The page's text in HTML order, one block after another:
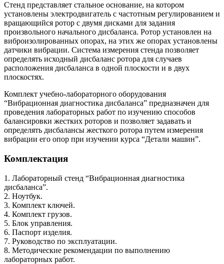
Стенд представляет стальное основание, на котором
установлены электродвигатель с частотным регулированием и
вращающийся ротор с двумя дисками для задания
произвольного начального дисбаланса. Ротор установлен на
виброизолированных опорах, на этих же опорах установлены
датчики вибрации. Система измерения стенда позволяет
определять исходный дисбаланс ротора для случаев
расположения дисбаланса в одной плоскости и в двух
плоскостях.
Комплект учебно-лабораторного оборудования
“Вибрационная диагностика дисбаланса” предназначен для
проведения лабораторных работ по изучению способов
балансировки жестких роторов и позволяет задавать и
определять дисбалансы жесткого ротора путем измерения
вибрации его опор при изучении курса “Детали машин”.
Комплектация
1. Лабораторный стенд “Вибрационная диагностика
дисбаланса”.
2. Ноутбук.
3. Комплект ключей.
4. Комплект грузов.
5. Блок управления.
6. Паспорт изделия.
7. Руководство по эксплуатации.
8. Методические рекомендации по выполнению
лабораторных работ.